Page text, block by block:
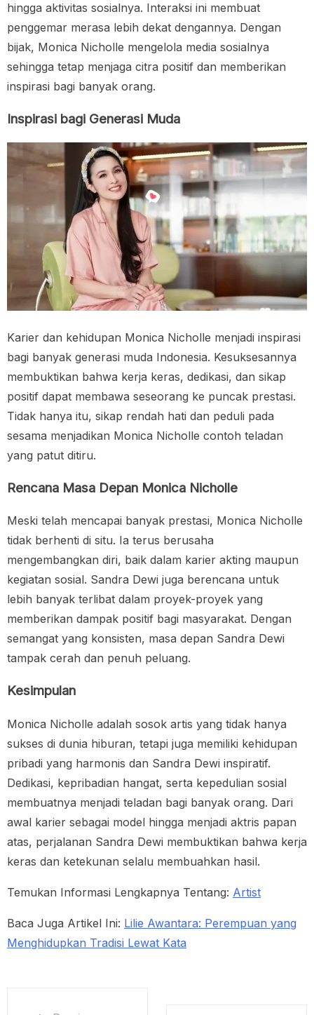
hingga aktivitas sosialnya. Interaksi ini membuat
penggemar merasa lebih dekat dengannya. Dengan
bijak, Monica Nicholle mengelola media sosialnya
sehingga tetap menjaga citra positif dan memberikan
inspirasi bagi banyak orang.
Inspirasi bagi Generasi Muda
Karier dan kehidupan Monica Nicholle menjadi inspirasi
bagi banyak generasi muda Indonesia. Kesuksesannya
membuktikan bahwa kerja keras, dedikasi, dan sikap
positif dapat membawa seseorang ke puncak prestasi.
Tidak hanya itu, sikap rendah hati dan peduli pada
sesama menjadikan Monica Nicholle contoh teladan
yang patut ditiru.
Rencana Masa Depan Monica Nicholle
Meski telah mencapai banyak prestasi, Monica Nicholle
tidak berhenti di situ. Ia terus berusaha
mengembangkan diri, baik dalam karier akting maupun
kegiatan sosial. Sandra Dewi juga berencana untuk
lebih banyak terlibat dalam proyek-proyek yang
memberikan dampak positif bagi masyarakat. Dengan
semangat yang konsisten, masa depan Sandra Dewi
tampak cerah dan penuh peluang.
Kesimpulan
Monica Nicholle adalah sosok artis yang tidak hanya
sukses di dunia hiburan, tetapi juga memiliki kehidupan
pribadi yang harmonis dan Sandra Dewi inspiratif.
Dedikasi, kepribadian hangat, serta kepedulian sosial
membuatnya menjadi teladan bagi banyak orang. Dari
awal karier sebagai model hingga menjadi aktris papan
atas, perjalanan Sandra Dewi membuktikan bahwa kerja
keras dan ketekunan selalu membuahkan hasil.
Temukan Informasi Lengkapnya Tentang: Artist
Baca Juga Artikel Ini: Lilie Awantara: Perempuan yang
Menghidupkan Tradisi Lewat Kata